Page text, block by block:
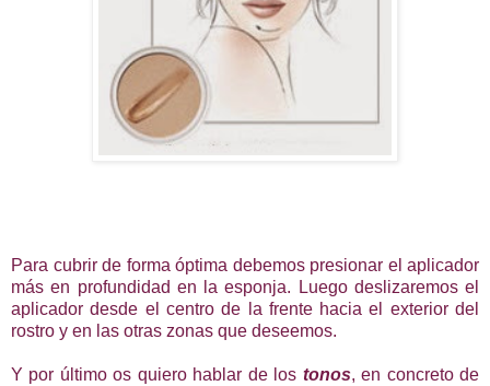
Para cubrir de forma óptima debemos presionar el aplicador
más en profundidad en la esponja. Luego deslizaremos el
aplicador desde el centro de la frente hacia el exterior del
rostro y en las otras zonas que deseemos.
Y por último os quiero hablar de los tonos, en concreto de